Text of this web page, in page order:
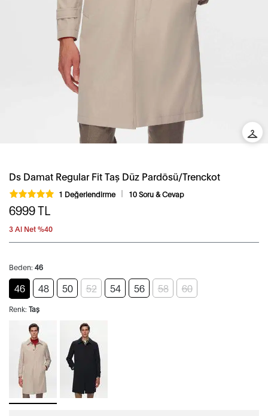
Ds Damat Regular Fit Taş Düz Pardösü/Trenckot
1 Değerlendirme 10 Soru & Cevap
6999TL
3 Al Net %40
Beden: 46
46 48 50 52 54 56 58 60
Renk: Taş